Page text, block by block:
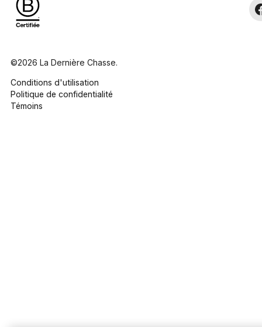
©2026 La Dernière Chasse.
Conditions d'utilisation
Politique de confidentialité
Témoins